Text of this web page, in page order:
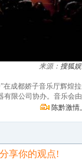
来源： 搜狐
成都娇子音乐厅辉煌
限公司协办。音乐会
陈黔激情